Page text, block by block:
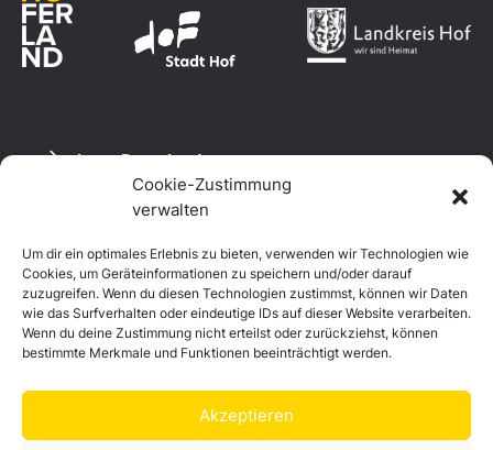
Cookie-Zustimmung
verwalten
Um dir ein optimales Erlebnis zu bieten, verwenden wir Technologien wie
Cookies, um Geräteinformationen zu speichern und/oder darauf
zuzugreifen. Wenn du diesen Technologien zustimmst, können wir Daten
wie das Surfverhalten oder eindeutige IDs auf dieser Website verarbeiten.
Wenn du deine Zustimmung nicht erteilst oder zurückziehst, können
bestimmte Merkmale und Funktionen beeinträchtigt werden.
Akzeptieren
Logo Download
Datenschutzerklärung
Impressum
Cookie-Richtlinie (EU)